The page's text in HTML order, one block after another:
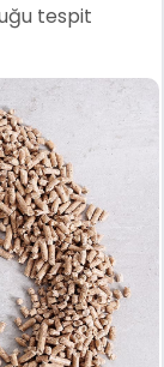
tespit